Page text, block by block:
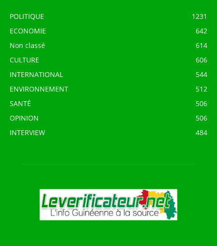
POLITIQUE
1231
ECONOMIE
642
Non classé
614
CULTURE
606
INTERNATIONAL
544
ENVIRONNEMENT
512
SANTÉ
506
OPINION
506
INTERVIEW
484